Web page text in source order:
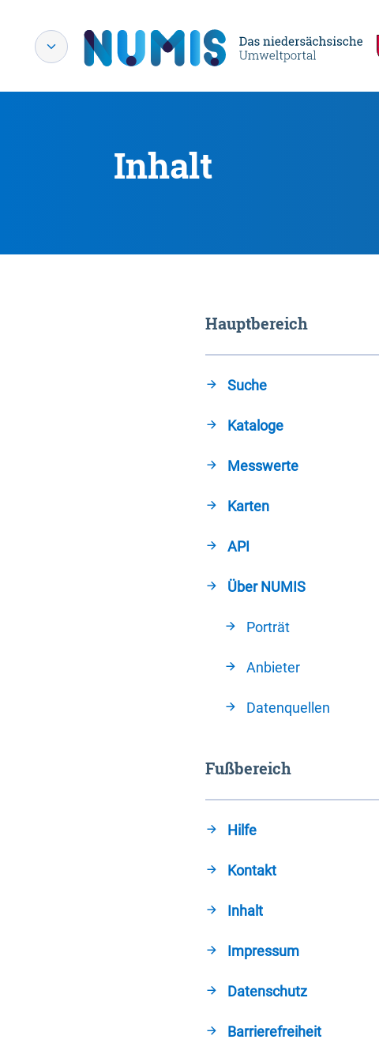
Inhalt
Hauptbereich
Suche
Kataloge
Messwerte
Karten
API
Über NUMIS
Porträt
Anbieter
Datenquellen
Fußbereich
Hilfe
Kontakt
Inhalt
Impressum
Datenschutz
Barrierefreiheit